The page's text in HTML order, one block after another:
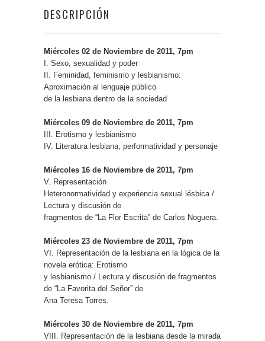
DESCRIPCIÓN
Miércoles 02 de Noviembre de 2011, 7pm
I. Sexo, sexualidad y poder
II. Feminidad, feminismo y lesbianismo:
Aproximación al lenguaje público
de la lesbiana dentro de la sociedad
Miércoles 09 de Noviembre de 2011, 7pm
III. Erotismo y lesbianismo
IV. Literatura lesbiana, performatividad y personaje
Miércoles 16 de Noviembre de 2011, 7pm
V. Representación
Heteronormatividad y experiencia sexual lésbica /
Lectura y discusión de
fragmentos de “La Flor Escrita” de Carlos Noguera.
Miércoles 23 de Noviembre de 2011, 7pm
VI. Representación de la lesbiana en la lógica de la
novela erótica: Erotismo
y lesbianismo / Lectura y discusión de fragmentos
de “La Favorita del Señor” de
Ana Teresa Torres.
Miércoles 30 de Noviembre de 2011, 7pm
VIII. Representación de la lesbiana desde la mirada